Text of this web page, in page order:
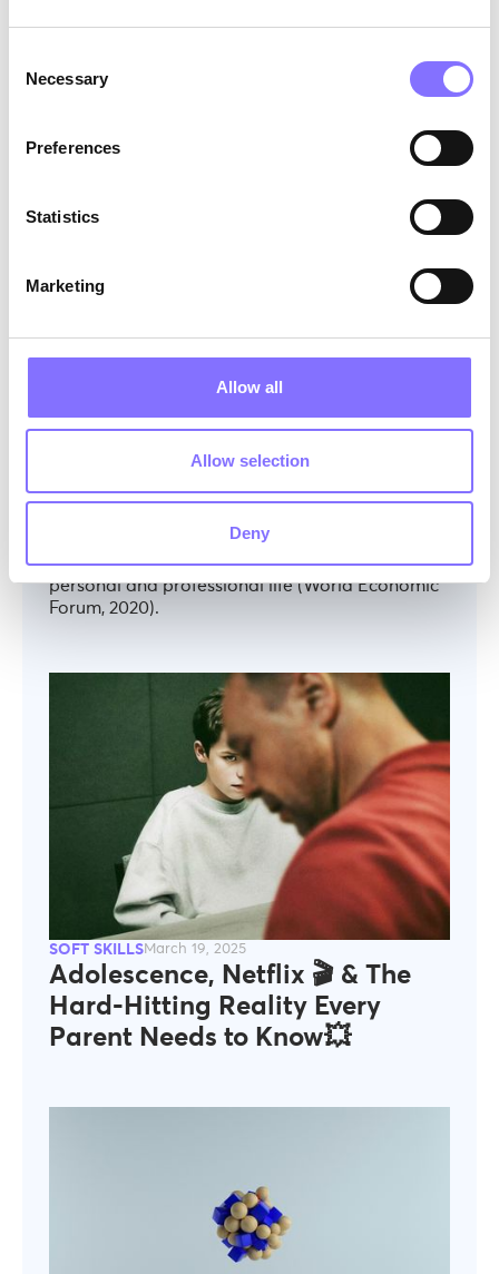
Selection
Necessary
Preferences
Statistics
Marketing
Allow all
Allow selection
Deny
Ο ρόλος των κοινωνικών και
Soft skills, often referred to as people or human
skills, are the foundation of effective
Effectively collaborating with colleagues,
connections all require soft skills that are
essential in navigating the complexities of
personal and professional life (World Economic
Forum, 2020).
SOFT SKILLSMarch 19, 2025
Adolescence, Netflix 🎬 & The
Hard-Hitting Reality Every
Parent Needs to Know💥